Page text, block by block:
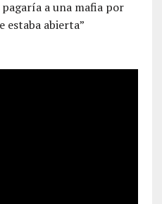
pagaría a una mafia por
estaba abierta”